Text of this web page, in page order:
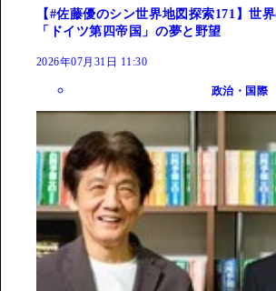
【#佐藤優のシン世界地図探索171】世
「ドイツ第四帝国」の夢と野望
2026年07月31日 11:30
政治・国際